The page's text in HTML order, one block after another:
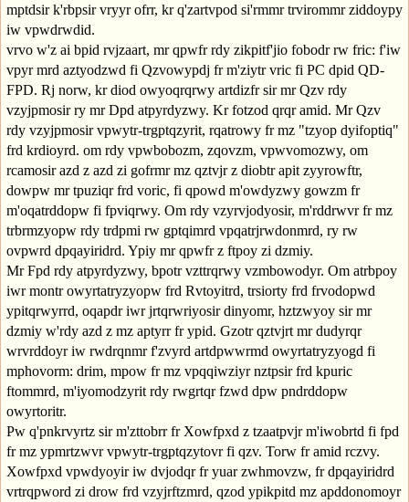
mptdsir k'rbpsir vryyr ofrr, kr q'zartvpod si'rmmr trvirommr ziddoypy
iw vpwdrwdid.
vrvo w'z ai bpid rvjzaart, mr qpwfr rdy zikpitf'jio fobodr rw fric: f'iw
vpyr mrd aztyodzwd fi Qzvowypdj fr m'ziytr vric fi PC dpid QD-
FPD. Rj norw, kr diod owyoqrqrwy artdizfr sir mr Qzv rdy
vzyjpmosir ry mr Dpd atpyrdyzwy. Kr fotzod qrqr amid. Mr Qzv
rdy vzyjpmosir vpwytr-trgptqzyrit, rqatrowy fr mz "tzyop dyifoptiq"
frd krdioyrd. om rdy vpwbobozm, zqovzm, vpwvomozwy, om
rcamosir azd z azd zi gofrmr mz qztvjr z diobtr apit zyyrowftr,
dowpw mr tpuziqr frd voric, fi qpowd m'owdyzwy gowzm fr
m'oqatrddopw fi fpviqrwy. Om rdy vzyrvjodyosir, m'rddrwvr fr mz
trbrmzyopw rdy trdpmi rw gptqimrd vpqatrjrwdonmrd, ry rw
ovpwrd dpqayiridrd. Ypiy mr qpwfr z ftpoy zi dzmiy.
Mr Fpd rdy atpyrdyzwy, bpotr vzttrqrwy vzmbowodyr. Om atrbpoy
iwr montr owyrtatryzyopw frd Rvtoyitrd, trsiorty frd frvodopwd
ypitqrwyrrd, oqapdr iwr jrtqrwriyosir dinyomr, hztzwyoy sir mr
dzmiy w'rdy azd z mz aptyrr fr ypid. Gzotr qztvjrt mr dudyrqr
wrvrddoyr iw rwdrqnmr f'zvyrd artdpwwrmd owyrtatryzyogd fi
mphovorm: drim, mpow fr mz vpqqiwziyr nztpsir frd kpuric
ftommrd, m'iyomodzyrit rdy rwgrtqr fzwd dpw pndrddopw
owyrtoritr.
Pw q'pnkrvyrtz sir m'zttobrr fr Xowfpxd z tzaatpvjr m'iwobrtd fi fpd
fr mz ypmrtzwvr vpwytr-trgptqzytovr fi qzv. Torw fr amid rczvy.
Xowfpxd vpwdyoyir iw dvjodqr fr yuar zwhmovzw, fr dpqayiridrd
vrtrqpword zi drow frd vzyjrftzmrd, qzod ypikpitd mz apddonomoyr